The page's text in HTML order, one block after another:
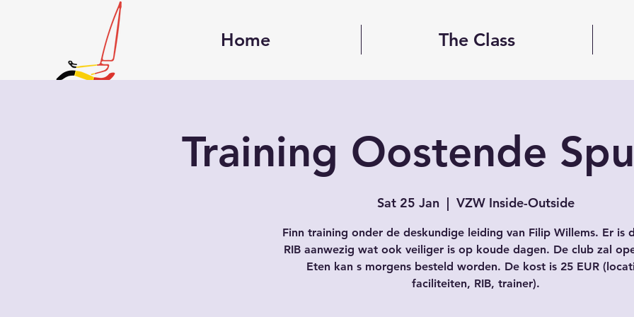
Home The Class
Training Oostende
Sat 25 Jan
  |
VZW Inside-Outside
Finn training onder de deskundige leiding van Filip Willems. Er is
RIB aanwezig wat ook veiliger is op koude dagen. De club zal
Eten kan s morgens besteld worden. De kost is 25 EUR
faciliteiten, RIB, trainer).